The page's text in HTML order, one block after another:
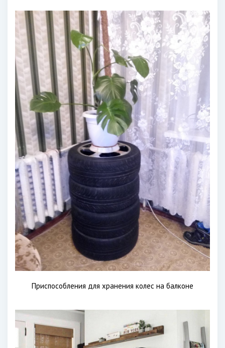
Приспособления для хранения колес на балконе